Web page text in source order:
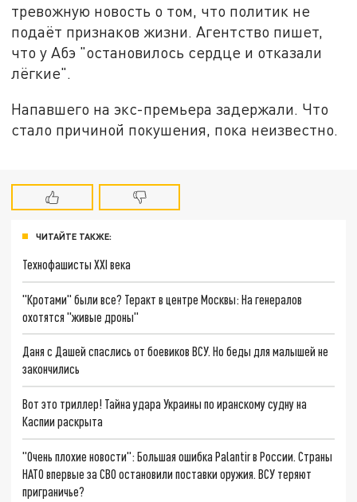
тревожную новость о том, что политик не
подаёт признаков жизни. Агентство пишет,
что у Абэ "остановилось сердце и отказали
лёгкие".
Напавшего наэкс-премьера задержали. Что
стало причиной покушения, пока неизвестно.
ЧИТАЙТЕ ТАКЖЕ:
Технофашисты XXI века
"Кротами" были все? Теракт в центре Москвы: На генералов
охотятся "живые дроны"
Даня с Дашей спаслись от боевиков ВСУ. Но беды для малышей не
закончились
Вот это триллер! Тайна удара Украины по иранскому судну на
Каспии раскрыта
"Очень плохие новости": Большая ошибка Palantir в России. Страны
НАТО впервые за СВО остановили поставки оружия. ВСУ теряют
приграничье?